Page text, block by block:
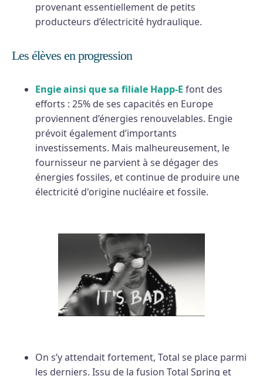
provenant essentiellement de petits
producteurs d’électricité hydraulique.
Les élèves en progression
Engieainsi que sa filiale Happ-E font des
efforts : 25% de ses capacités en Europe
proviennent d’énergies renouvelables. Engie
prévoit également d’importants
investissements. Mais malheureusement, le
fournisseur ne parvient à se dégager des
énergies fossiles, et continue de produire une
électricité d'origine nucléaire et fossile.
On s’y attendait fortement, Total se place parmi
les derniers. Issu de la fusion Total Spring et